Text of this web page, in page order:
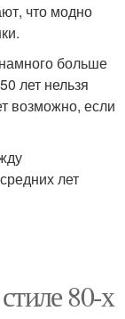
что модно
больше
лет нельзя
возможно, если
лет
80-х